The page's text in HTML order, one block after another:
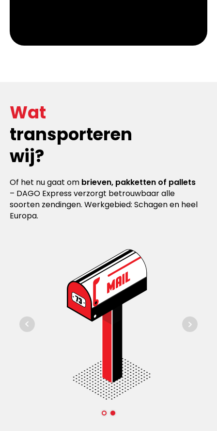
Wat
transporteren
wij?
Of het nu gaat om brieven, pakketten of pallets
– DAGO Express verzorgt betrouwbaar alle
soorten zendingen. Werkgebied: Schagen en heel
Europa.